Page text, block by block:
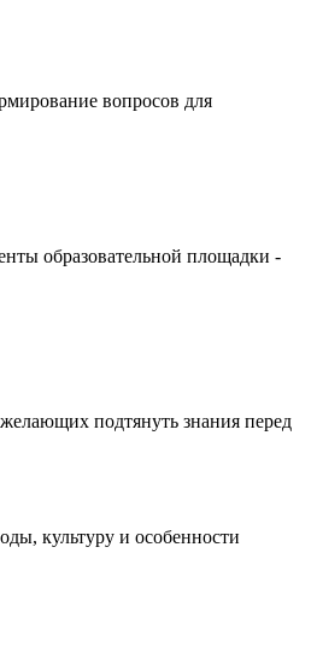
вопросов для
образовательной площадки -
подтянуть знания перед
культуру и особенности